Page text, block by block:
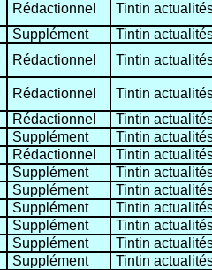
Rédactionnel
Tintin
Supplément
Tintin
Rédactionnel Tintin
Rédactionnel
Tintin
Rédactionnel
Tintin
Supplément
Tintin
Rédactionnel
Tintin
Supplément
Tintin
Supplément
Tintin
Supplément
Tintin
Supplément
Tintin
Supplément
Tintin
Supplément
Tintin